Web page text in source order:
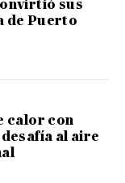
sus
de Puerto
calor con
al aire